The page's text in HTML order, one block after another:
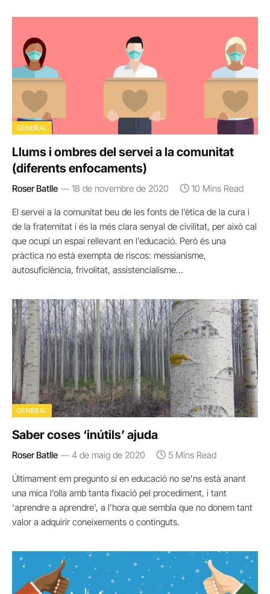
GENERAL
Llums i ombres del servei a la comunitat
(diferents enfocaments)
Roser Batlle 18 de novembre de 2020 10 Mins Read
El servei a la comunitat beu de les fonts de l’ètica de la cura i
de la fraternitat i és la més clara senyal de civilitat, per això cal
que ocupi un espai rellevant en l’educació. Però és una
pràctica no està exempta de riscos: messianisme,
autosuficiència, frivolitat, assistencialisme…
GENERAL
Saber coses ‘inútils’ ajuda
Roser Batlle 4 de maig de 2020 5 Mins Read
Últimament em pregunto si en educació no se’ns està anant
una mica l’olla amb tanta fixació pel procediment, i tant
‘aprendre a aprendre’, a l’hora que sembla que no donem tant
valor a adquirir coneixements o continguts.